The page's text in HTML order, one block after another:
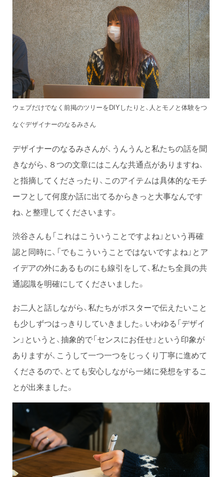
ウェブだけでなく前掲のツリーをDIYしたりと、人とモノと体験をつ
なぐデザイナーのなるみさん
デザイナーのなるみさんが、うんうんと私たちの話を聞
きながら、８つの文章にはこんな共通点がありますね、
と指摘してくださったり、このアイテムは具体的なモチ
ーフとして何度か話に出てるからきっと大事なんです
ね、と整理してくださいます。
渋谷さんも「これはこういうことですよね」という再確
認と同時に、「でもこういうことではないですよね」とア
イデアの外にあるものにも線引をして、私たち全員の共
通認識を明確にしてくださいました。
お二人と話しながら、私たちがポスターで伝えたいこと
も少しずつはっきりしていきました。いわゆる「デザイ
ン」というと、抽象的で「センスにお任せ」という印象が
ありますが、こうして一つ一つをじっくり丁寧に進めて
くださるので、とても安心しながら一緒に発想をするこ
とが出来ました。